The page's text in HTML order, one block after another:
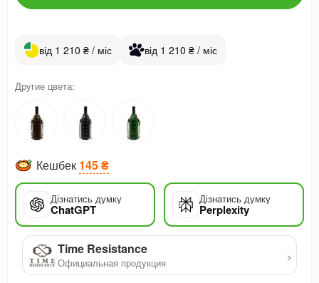
від 1 210 ₴ / міс від 1 210 ₴ / міс
Другие цвета:
Кешбек 145 ₴
Дізнатись думку
ChatGPT
Дізнатись думку
Perplexity
Time Resistance
Официальная продукция ›